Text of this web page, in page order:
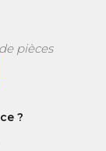
pièces
?